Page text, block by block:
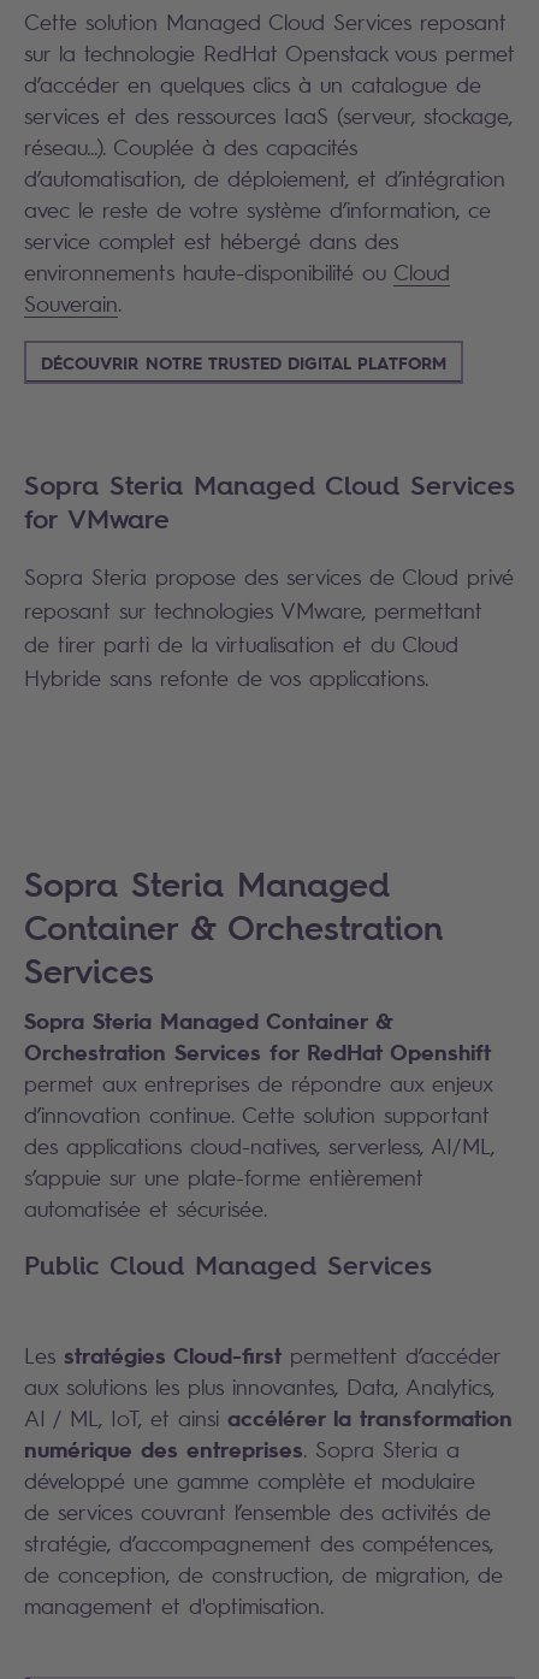
Cette solution Managed Cloud Services reposant
sur la technologie RedHat Openstack vous permet
d’accéder en quelques clics à un catalogue de
services et des ressources IaaS (serveur, stockage,
réseau...). Couplée à des capacités
d’automatisation, de déploiement, et d’intégration
avec le reste de votre système d’information, ce
service complet est hébergé dans des
environnements haute-disponibilité ou Cloud
Souverain.
DÉCOUVRIR NOTRE TRUSTED DIGITAL PLATFORM
Sopra Steria Managed Cloud Services
for VMware
Sopra Steria propose des services de Cloud privé
reposant sur technologies VMware, permettant
de tirer parti de la virtualisation et du Cloud
Hybride sans refonte de vos applications.
Sopra Steria Managed
Container & Orchestration
Services
Sopra Steria Managed Container &
Orchestration Services for RedHat Openshift
permet aux entreprises de répondre aux enjeux
d’innovation continue. Cette solution supportant
des applications cloud-natives, serverless, AI/ML,
s’appuie sur une plate-forme entièrement
automatisée et sécurisée.
Public Cloud Managed Services
Les stratégies Cloud-first permettent d’accéder
aux solutions les plus innovantes, Data, Analytics,
AI / ML, IoT, et ainsi accélérer la transformation
numérique des entreprises. Sopra Steria a
développé une gamme complète et modulaire
de services couvrant l’ensemble des activités de
stratégie, d’accompagnement des compétences,
de conception, de construction, de migration, de
management et d'optimisation.